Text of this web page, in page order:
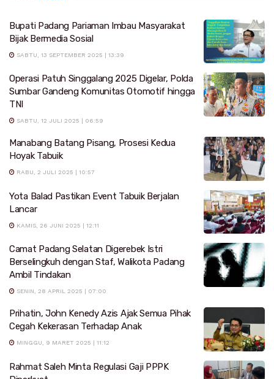
Bupati Padang Pariaman Imbau Masyarakat
Bijak Bermedia Sosial
SABTU, 13 SEPTEMBER 2025 | 13:39
Operasi Patuh Singgalang 2025 Digelar, Polda
Sumbar Gandeng Komunitas Otomotif hingga
TNI
SABTU, 12 JULI 2025 | 06:59
Manabang Batang Pisang, Prosesi Kedua
Hoyak Tabuik
RABU, 2 JULI 2025 | 10:57
Yota Balad Pastikan Event Tabuik Berjalan
Lancar
KAMIS, 26 JUNI 2025 | 12:11
Camat Padang Selatan Digerebek Istri
Berselingkuh dengan Staf, Walikota Padang
Ambil Tindakan
SENIN, 28 APRIL 2025 | 07:00
Prihatin, John Kenedy Azis Ajak Semua Pihak
Cegah Kekerasan Terhadap Anak
MINGGU, 9 MARET 2025 | 11:12
Rahmat Saleh Minta Regulasi Gaji PPPK